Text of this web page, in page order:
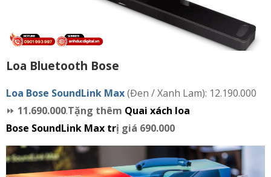
Loa Bluetooth Bose
Loa Bose SoundLink Max(Đen / Xanh Lam): 12.190.000
⏩ 11.690.000.Tặng thêm Quai xách loa
Bose SoundLink Max trị giá 690.000